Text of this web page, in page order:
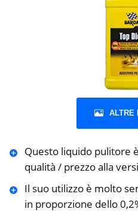
ALTRE
Questo liquido pulitore
qualità / prezzo alla
Il suo utilizzo è molto
in proporzione dello